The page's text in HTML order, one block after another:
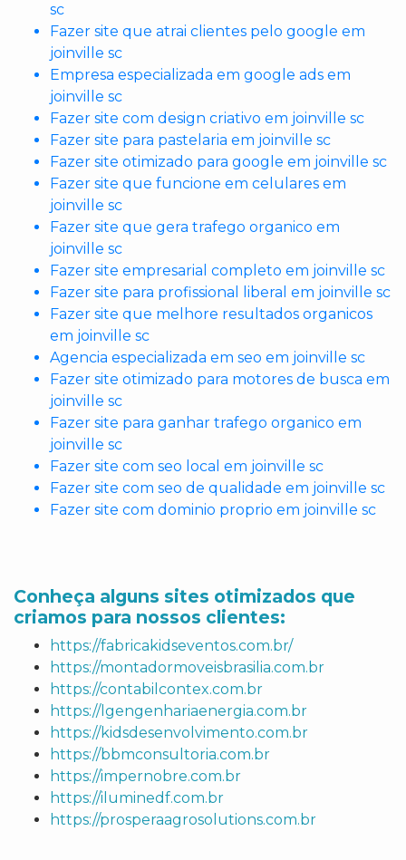
sc
Fazer site que atrai clientes pelo google em
joinville sc
Empresa especializada em google ads em
joinville sc
Fazer site com design criativo em joinville sc
Fazer site para pastelaria em joinville sc
Fazer site otimizado para google em joinville sc
Fazer site que funcione em celulares em
joinville sc
Fazer site que gera trafego organico em
joinville sc
Fazer site empresarial completo em joinville sc
Fazer site para profissional liberal em joinville sc
Fazer site que melhore resultados organicos
em joinville sc
Agencia especializada em seo em joinville sc
Fazer site otimizado para motores de busca em
joinville sc
Fazer site para ganhar trafego organico em
joinville sc
Fazer site com seo local em joinville sc
Fazer site com seo de qualidade em joinville sc
Fazer site com dominio proprio em joinville sc
Conheça alguns sites otimizados que
criamos para nossos clientes:
https://fabricakidseventos.com.br/
https://montadormoveisbrasilia.com.br
https://contabilcontex.com.br
https://lgengenhariaenergia.com.br
https://kidsdesenvolvimento.com.br
https://bbmconsultoria.com.br
https://impernobre.com.br
https://iluminedf.com.br
https://prosperaagrosolutions.com.br